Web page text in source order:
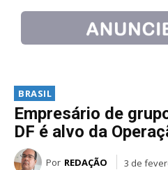
BRASIL
Empresário de
DF é alvo da
Por REDAÇÃO 3 de